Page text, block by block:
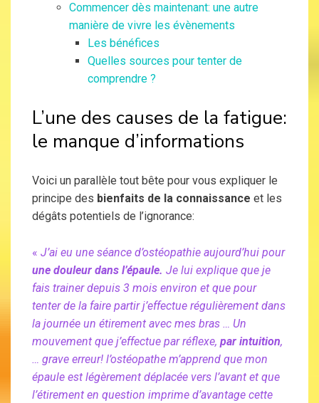
Commencer dès maintenant: une autre
manière de vivre les évènements
Les bénéfices
Quelles sources pour tenter de
comprendre ?
L’une des causes de la fatigue:
le manque d’informations
Voici un parallèle tout bête pour vous expliquer le
principe des bienfaits de la connaissance et les
dégâts potentiels de l’ignorance:
« J’ai eu une séance d’ostéopathie aujourd’hui pour
une douleur dans l’épaule. Je lui explique que je
fais trainer depuis 3 mois environ et que pour
tenter de la faire partir j’effectue régulièrement dans
la journée un étirement avec mes bras … Un
mouvement que j’effectue par réflexe, par intuition,
… grave erreur! l’ostéopathe m’apprend que mon
épaule est légèrement déplacée vers l’avant et que
l’étirement en question imprime d’avantage cette